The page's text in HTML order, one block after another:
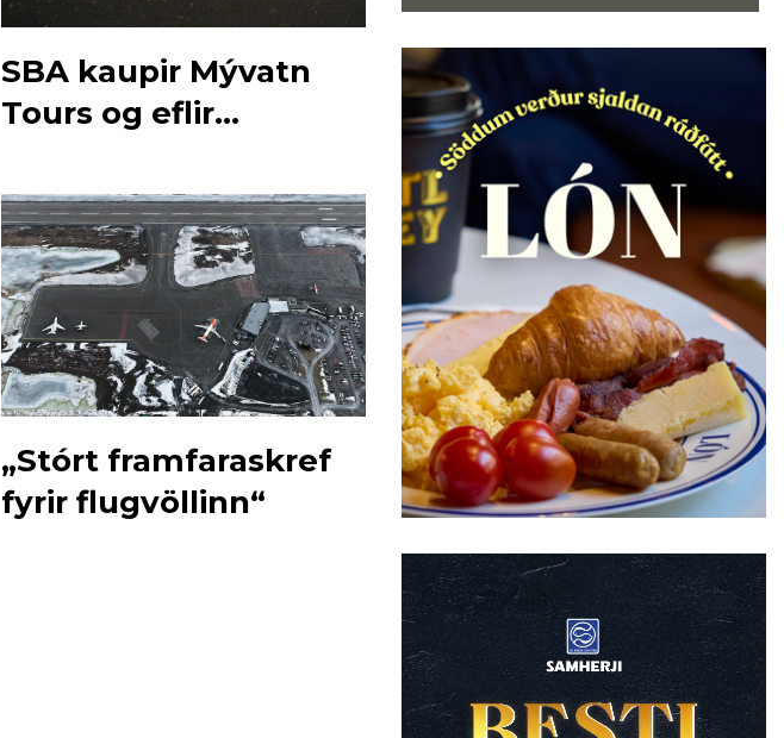
SBA kaupir Mývatn
Tours og eflir
„Stórt framfaraskref
fyrir flugvöllinn“